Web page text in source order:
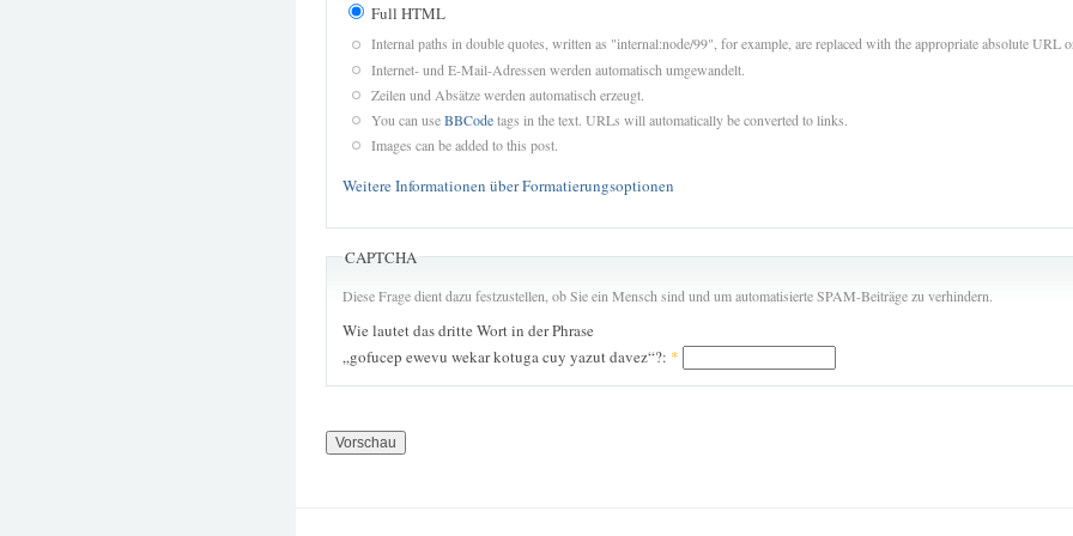
Full HTML
Internal paths in double quotes, written as "internal:node/99", for example, are replaced with the appropriate absolute URL
Internet- und E-Mail-Adressen werden automatisch umgewandelt.
Zeilen und Absätze werden automatisch erzeugt.
You can useBBCodetags in the text. URLs will automatically be converted to links.
Images can be added to this post.
Weitere Informationen über Formatierungsoptionen
CAPTCHA
Diese Frage dient dazu festzustellen, ob Sie ein Mensch sind und um automatisierte SPAM-Beiträge zu verhindern.
Wie lautet das dritte Wort in der Phrase
„gofucep ewevu wekar kotuga cuy yazut davez“?: *